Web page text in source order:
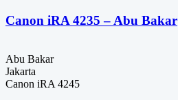
Canon iRA 4235 – Abu Bakar
Abu Bakar
Jakarta
Canon iRA 4245